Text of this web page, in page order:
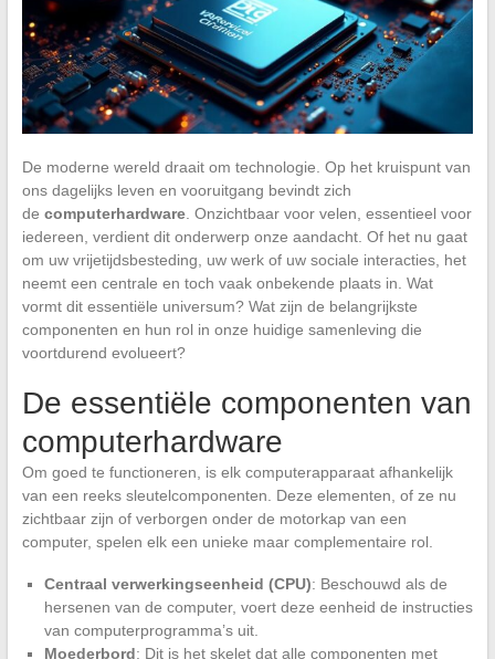
De moderne wereld draait om technologie. Op het kruispunt van
ons dagelijks leven en vooruitgang bevindt zich
de computerhardware. Onzichtbaar voor velen, essentieel voor
iedereen, verdient dit onderwerp onze aandacht. Of het nu gaat
om uw vrijetijdsbesteding, uw werk of uw sociale interacties, het
neemt een centrale en toch vaak onbekende plaats in. Wat
vormt dit essentiële universum? Wat zijn de belangrijkste
componenten en hun rol in onze huidige samenleving die
voortdurend evolueert?
De essentiële componenten van
computerhardware
Om goed te functioneren, is elk computerapparaat afhankelijk
van een reeks sleutelcomponenten. Deze elementen, of ze nu
zichtbaar zijn of verborgen onder de motorkap van een
computer, spelen elk een unieke maar complementaire rol.
Centraal verwerkingseenheid (CPU): Beschouwd als de
hersenen van de computer, voert deze eenheid de instructies
van computerprogramma’s uit.
Moederbord: Dit is het skelet dat alle componenten met